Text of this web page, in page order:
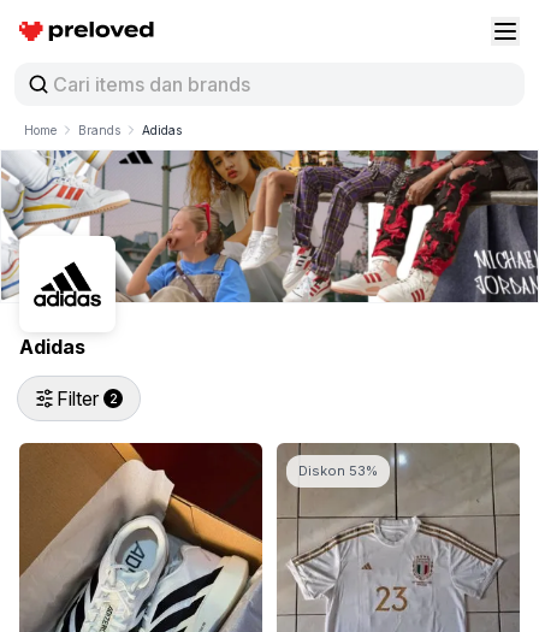
Preloved Indonesia
Home Brands Adidas
Adidas
Filter 2
Diskon 53%